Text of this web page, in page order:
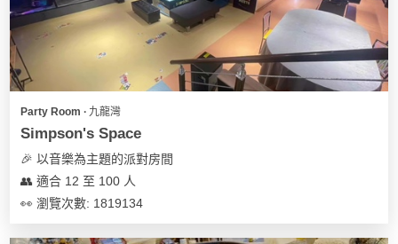
地
奇
玩
樂
體
驗
工
Party Room ∙ 九龍灣
Simpson's Space
🎉 以音樂為主題的派對房間
👥 適合 12 至 100 人
👀 瀏覽次數: 1819134